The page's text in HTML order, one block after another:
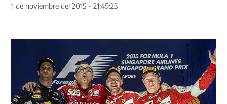
1 de noviembre del 2015 - 21:49:23